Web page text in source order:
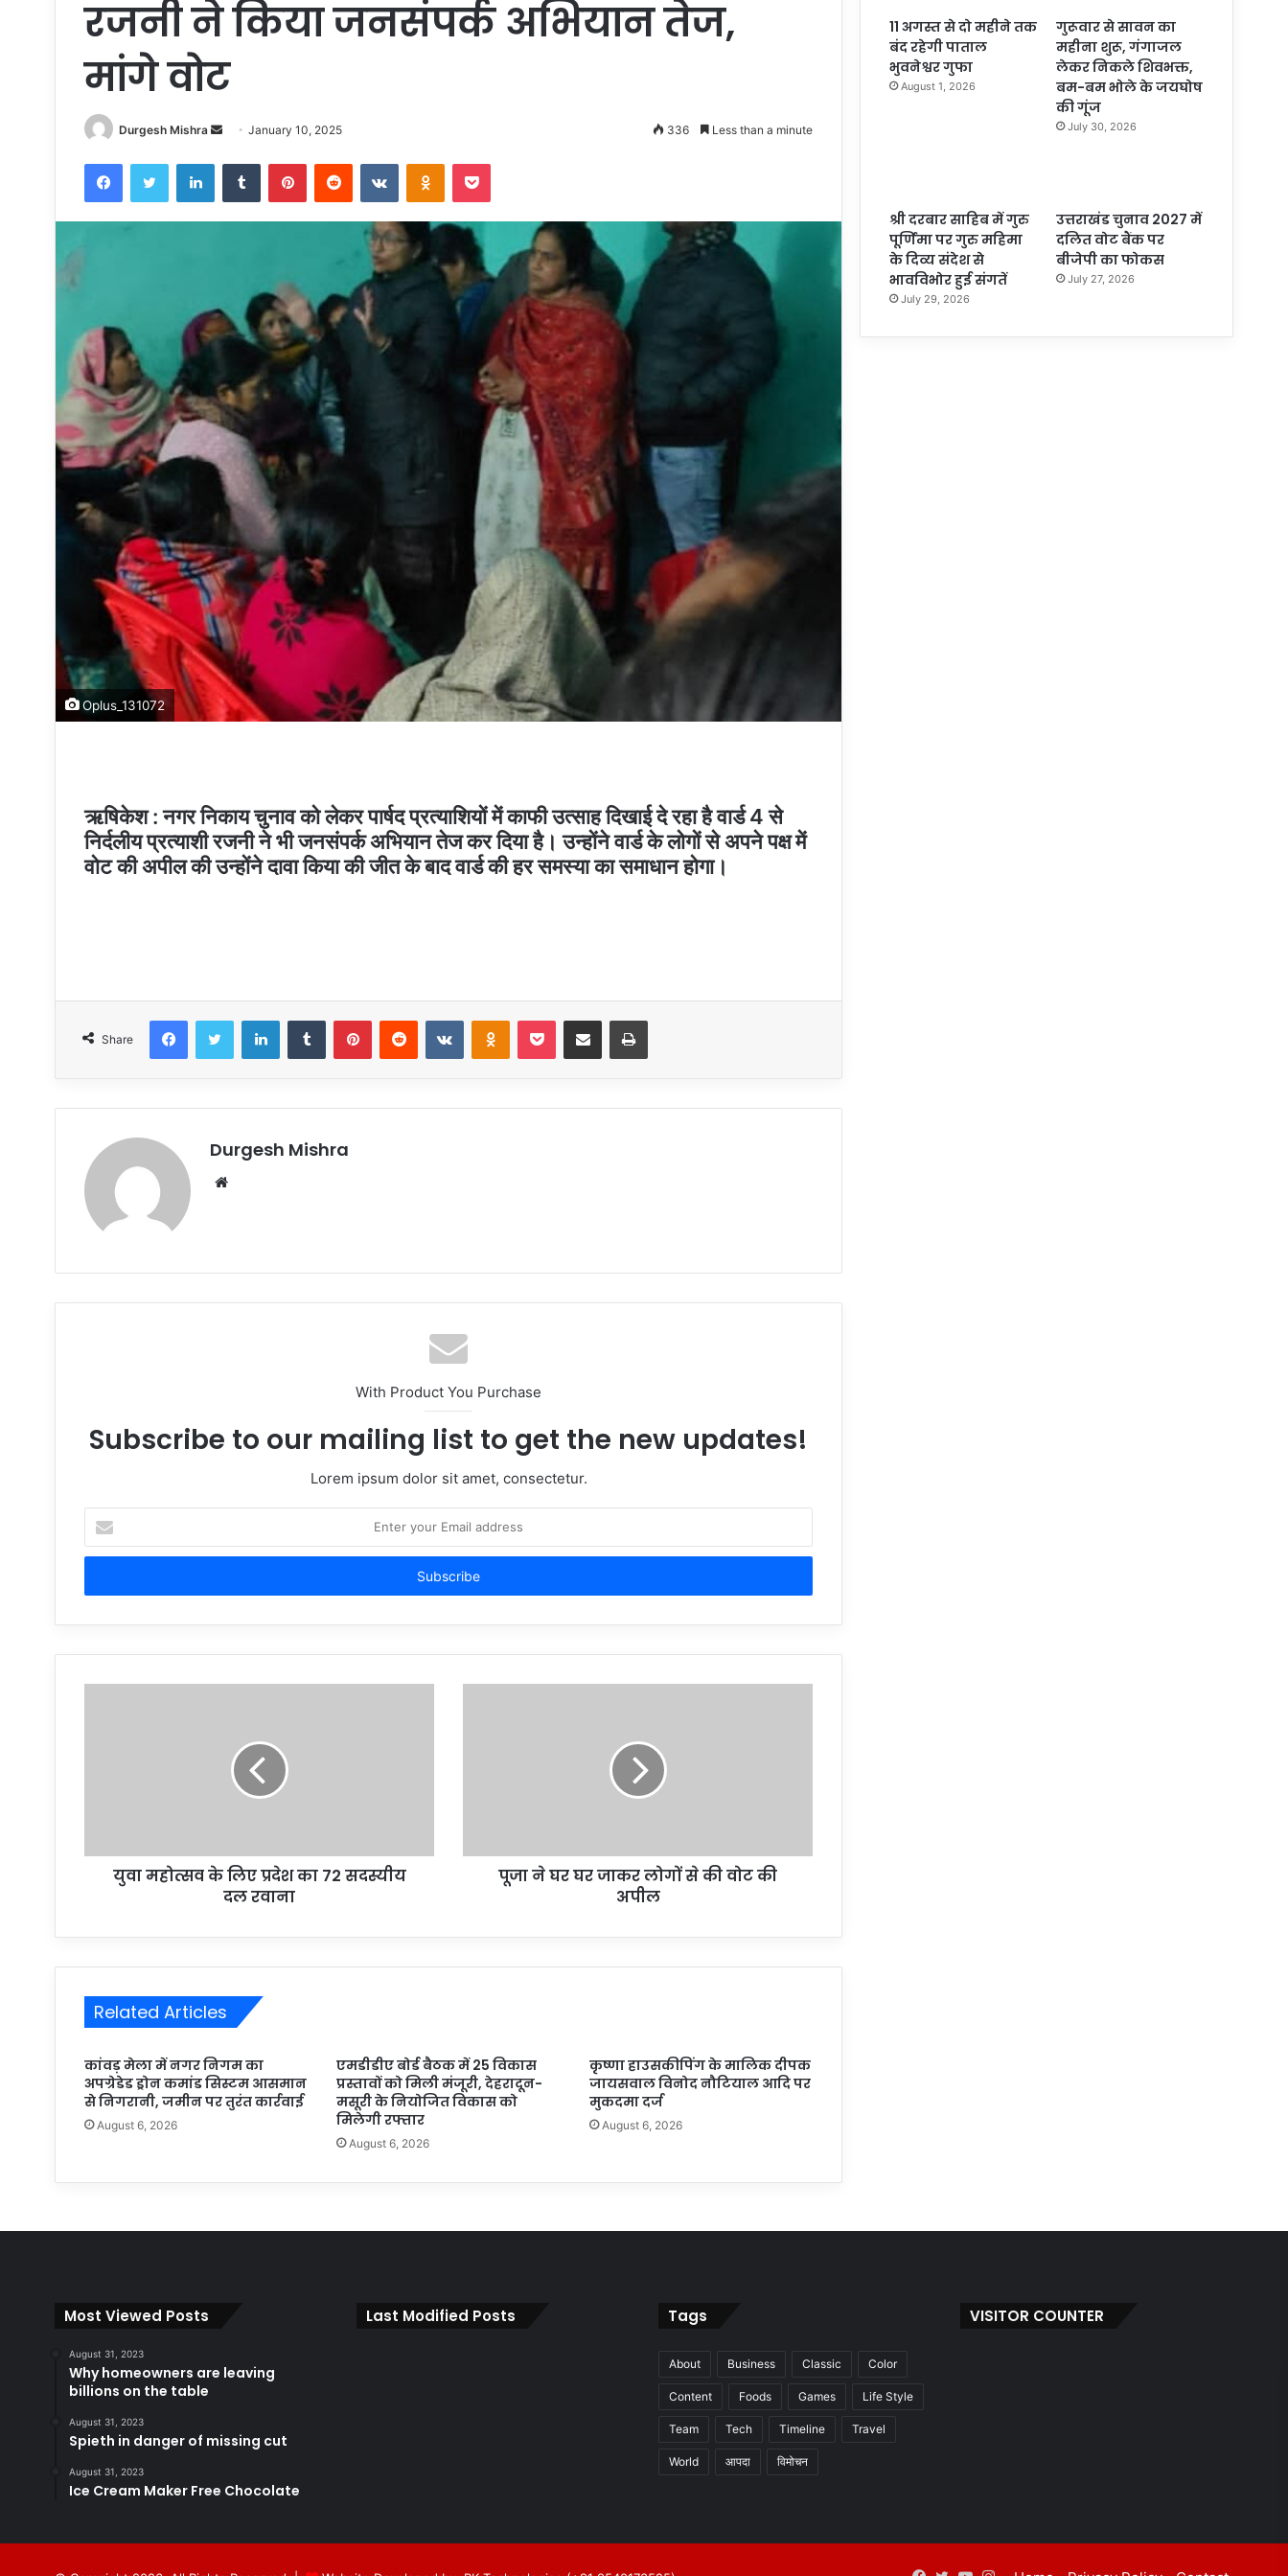
रजनी ने किया जनसंपर्क अभियान तेज,
मांगे वोट
Durgesh Mishra
Send
email
January 10, 2025 336 Less than a minute
FacebookTwitterLinkedInTumblrPinterestRedditVKontakteOdnoklassniki
Pocket
Oplus_131072
ऋषिकेश : नगर निकाय चुनाव को लेकर पार्षद प्रत्याशियों में काफी उत्साह दिखाई दे रहा है वार्ड 4 से
निर्दलीय प्रत्याशी रजनी ने भी जनसंपर्क अभियान तेज कर दिया है। उन्होंने वार्ड के लोगों से अपने पक्ष में
वोट की अपील की उन्होंने दावा किया की जीत के बाद वार्ड की हर समस्या का समाधान होगा।
Share
FacebookTwitterLinkedInTumblrPinterestRedditVKontakteOdnoklassniki
PocketShare via Email Print
Durgesh Mishra
Website
With Product You Purchase
Subscribe to our mailing list to get the new updates!
Lorem ipsum dolor sit amet, consectetur.
your
Email
युवा महोत्सव के लिए प्रदेश का 72 सदस्यीय
दल रवाना
पूजा ने घर घर जाकर लोगों से की वोट की
अपील
Related Articles
कांवड़ मेला में नगर निगम का
अपग्रेडेड ड्रोन कमांड सिस्टम आसमान
से निगरानी, जमीन पर तुरंत कार्रवाई
August 6, 2026
एमडीडीए बोर्ड बैठक में 25 विकास
प्रस्तावों को मिली मंजूरी, देहरादून-
मसूरी के नियोजित विकास को
मिलेगी रफ्तार
August 6, 2026
कृष्णा हाउसकीपिंग के मालिक दीपक
जायसवाल विनोद नौटियाल आदि पर
मुकदमा दर्ज
August 6, 2026
11 अगस्त से दो महीने तक
बंद रहेगी पाताल
भुवनेश्वर गुफा
August 1, 2026
गुरूवार से सावन का
महीना शुरू, गंगाजल
लेकर निकले शिवभक्त,
बम-बम भोले के जयघोष
की गूंज
July 30, 2026
श्री दरबार साहिब में गुरु
पूर्णिमा पर गुरु महिमा
के दिव्य संदेश से
भावविभोर हुई संगतें
July 29, 2026
उत्तराखंड चुनाव 2027 में
दलित वोट बैंक पर
बीजेपी का फोकस
July 27, 2026
Most Viewed Posts
August 31, 2023
Why homeowners are leaving
billions on the table
August 31, 2023
Spieth in danger of missing cut
August 31, 2023
Ice Cream Maker Free Chocolate
Last Modified Posts Tags
About Business Classic Color
Content Foods Games Life Style
Team Tech Timeline Travel
World आपदा विमोचन
VISITOR COUNTER